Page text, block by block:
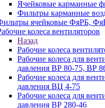
Ячейковые карманные
Фильтры карманные
ячейковые ФяРБ,
колеса вентиляторов
Назад
Рабочие колеса
Рабочие колеса для
давления ВР 80-75, ВР
Рабочие колеса для
давления ВЦ 4-75
Рабочие колеса для
давления ВР 280-46